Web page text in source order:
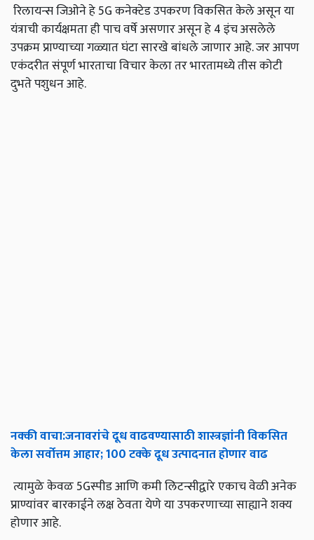
रिलायन्स जिओने हे 5G कनेक्टेड उपकरण विकसित केले असून या
यंत्राची कार्यक्षमता ही पाच वर्षे असणार असून हे 4 इंच असलेले
उपक्रम प्राण्याच्या गळ्यात घंटा सारखे बांधले जाणार आहे. जर आपण
एकंदरीत संपूर्ण भारताचा विचार केला तर भारतामध्ये तीस कोटी
दुभते पशुधन आहे.
नक्कीवाचा:जनावरांचेदूधवाढवण्यासाठीशास्त्रज्ञांनीविकसित
केलासर्वोत्तमआहार; 100टक्केदूधउत्पादनातहोणारवाढ
त्यामुळे केवळ 5Gस्पीड आणि कमी लिटन्सीद्वारे एकाच वेळी अनेक
प्राण्यांवर बारकाईने लक्ष ठेवता येणे या उपकरणाच्या साह्याने शक्य
होणार आहे.